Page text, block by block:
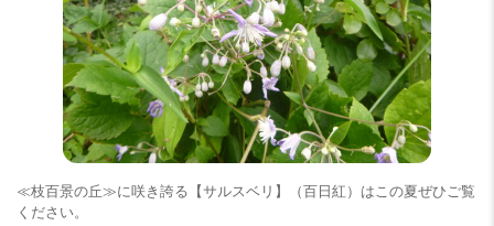
≪枝百景の丘≫に咲き誇る【サルスベリ】（百日紅）はこの夏ぜひご覧
ください。